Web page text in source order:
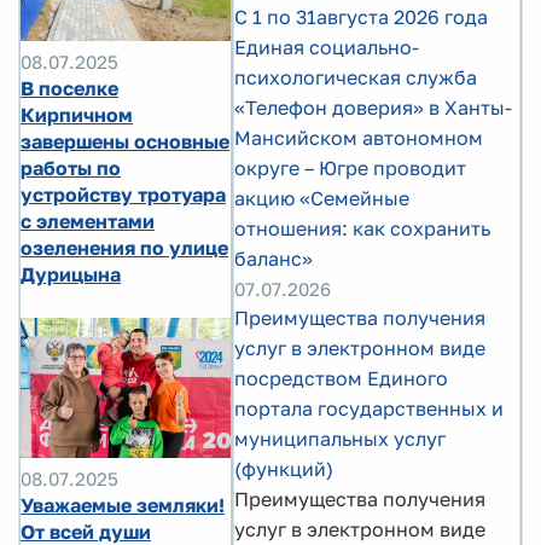
08.07.2025
В поселке
Кирпичном
завершены основные
работы по
устройству тротуара
с элементами
озеленения по улице
Дурицына
08.07.2025
Уважаемые земляки!
От всей души
С 1 по 31августа 2026 года
Единая социально-
психологическая служба
«Телефон доверия» в Ханты-
Мансийском автономном
округе – Югре проводит
акцию «Семейные
отношения: как сохранить
баланс»
07.07.2026
Преимущества получения
услуг в электронном виде
посредством Единого
портала государственных и
муниципальных услуг
(функций)
Преимущества получения
услуг в электронном виде